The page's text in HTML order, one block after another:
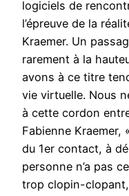
logiciels de
l’épreuve de la
Kraemer. Un
rarement à la
avons à ce titre
vie virtuelle. Nous
à cette cordon
Fabienne Kraemer,
du 1er contact, à
personne n’a pas
trop clopin-